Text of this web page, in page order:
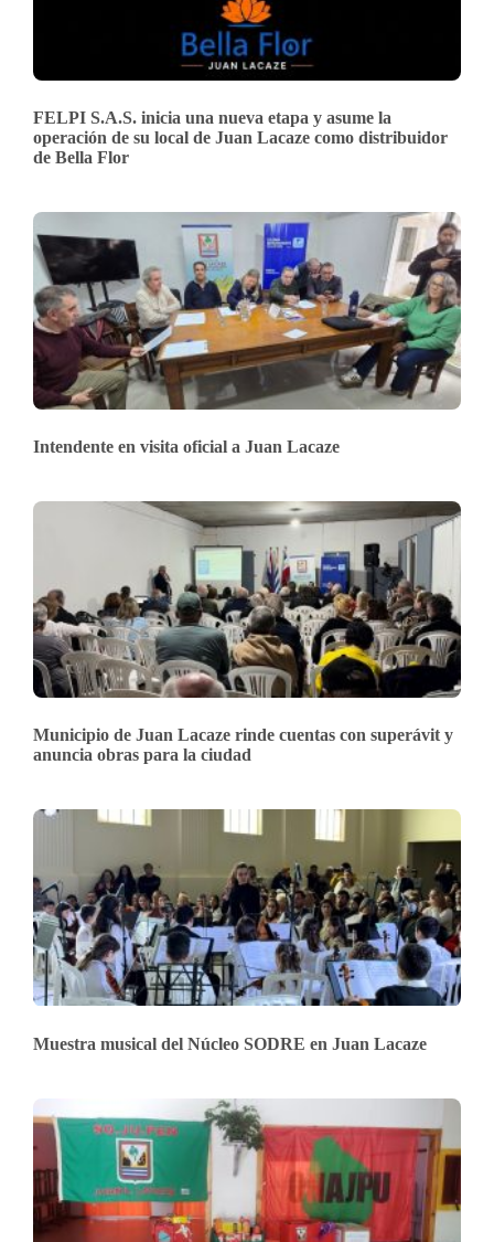
FELPI S.A.S. inicia una nueva etapa y asume la
operación de su local de Juan Lacaze como distribuidor
de Bella Flor
Intendente en visita oficial a Juan Lacaze
Municipio de Juan Lacaze rinde cuentas con superávit y
anuncia obras para la ciudad
Muestra musical del Núcleo SODRE en Juan Lacaze